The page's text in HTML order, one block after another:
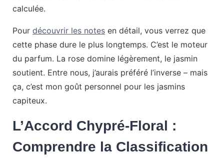
calculée.
Pour découvrir les notes en détail, vous verrez que
cette phase dure le plus longtemps. C’est le moteur
du parfum. La rose domine légèrement, le jasmin
soutient. Entre nous, j’aurais préféré l’inverse – mais
ça, c’est mon goût personnel pour les jasmins
capiteux.
L’Accord Chypré-Floral :
Comprendre la Classification